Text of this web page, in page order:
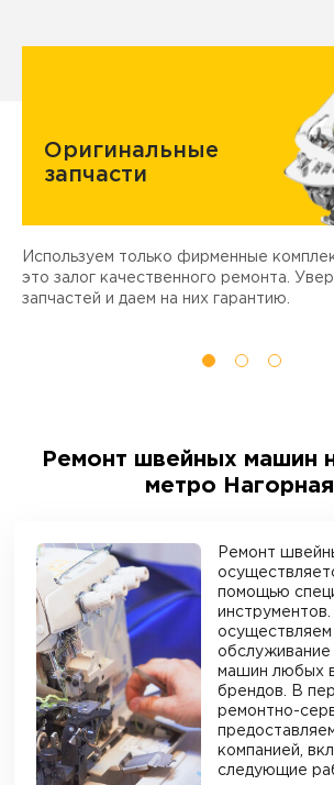
Оригинальные
запчасти
Используем только фирменные
это залог качественного ремонта.
запчастей и даем на них гарантию.
Ремонт швейных машин
метро Нагорная
Ремонт
помощью
машин любых
брендов. В
ремонтно-
компанией,
следующие